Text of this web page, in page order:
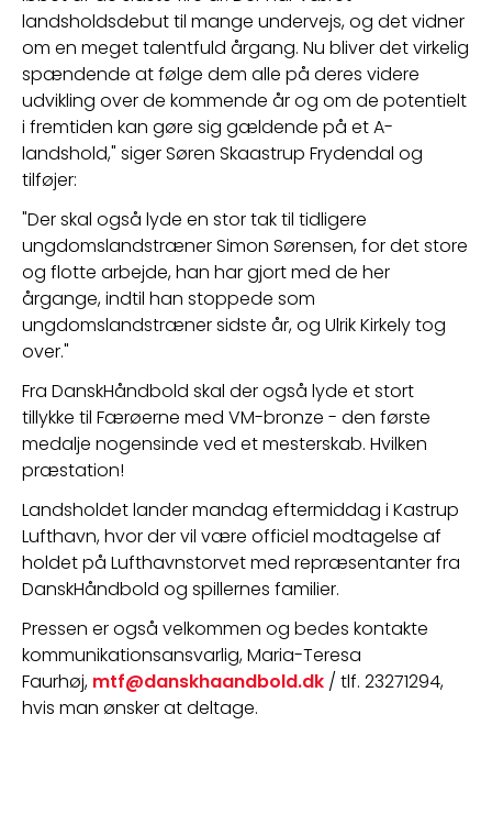
landsholdsdebut til mange undervejs, og det vidner
om en meget talentfuld årgang. Nu bliver det virkelig
spændende at følge dem alle på deres videre
udvikling over de kommende år og om de potentielt
i fremtiden kan gøre sig gældende på et A-
landshold," siger Søren Skaastrup Frydendal og
tilføjer:
"Der skal også lyde en stor tak til tidligere
ungdomslandstræner Simon Sørensen, for det store
og flotte arbejde, han har gjort med de her
årgange, indtil han stoppede som
ungdomslandstræner sidste år, og Ulrik Kirkely tog
over."
Fra DanskHåndbold skal der også lyde et stort
tillykke til Færøerne med VM-bronze - den første
medalje nogensinde ved et mesterskab. Hvilken
præstation!
Landsholdet lander mandag eftermiddag i Kastrup
Lufthavn, hvor der vil være officiel modtagelse af
holdet på Lufthavnstorvet med repræsentanter fra
DanskHåndbold og spillernes familier.
Pressen er også velkommen og bedes kontakte
kommunikationsansvarlig, Maria-Teresa
Faurhøj, mtf@danskhaandbold.dk / tlf. 23271294,
hvis man ønsker at deltage.